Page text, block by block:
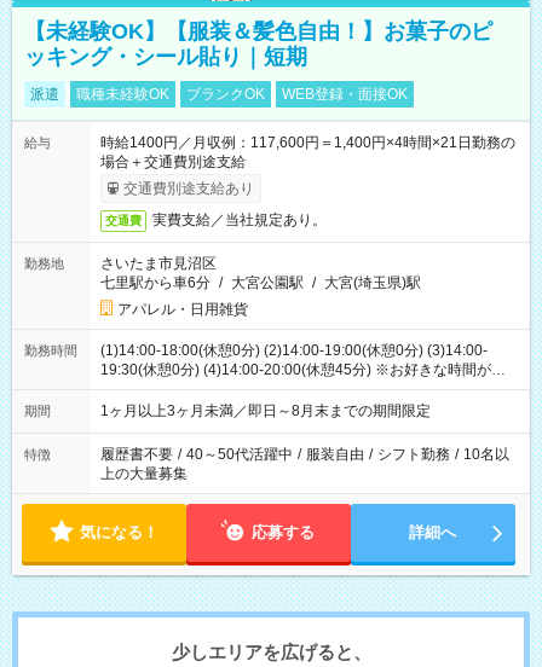
【未経験OK】【服装＆髪色自由！】お菓子のピ
ッキング・シール貼り｜短期
派遣 職種未経験OK ブランクOK WEB登録・面接OK
給与
時給1400円／月収例：117,600円＝1,400円×4時間×21日勤務の
場合＋交通費別途支給
交通費別途支給あり
交通費 実費支給／当社規定あり。
勤務地
さいたま市見沼区
七里駅から車6分 / 大宮公園駅 / 大宮(埼玉県)駅
アパレル・日用雑貨
勤務時間
(1)14:00-18:00(休憩0分) (2)14:00-19:00(休憩0分) (3)14:00-
19:30(休憩0分) (4)14:00-20:00(休憩45分) ※お好きな時間が選べ
ます
期間 1ヶ月以上3ヶ月未満／即日～8月末までの期間限定
特徴 履歴書不要 / 40～50代活躍中 / 服装自由 / シフト勤務 / 10名以
上の大量募集
気になる！ 応募する 詳細へ
少しエリアを広げると、